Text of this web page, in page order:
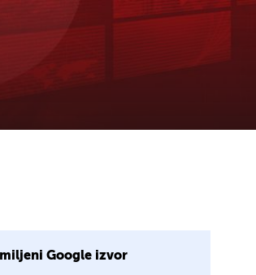
Google izvor